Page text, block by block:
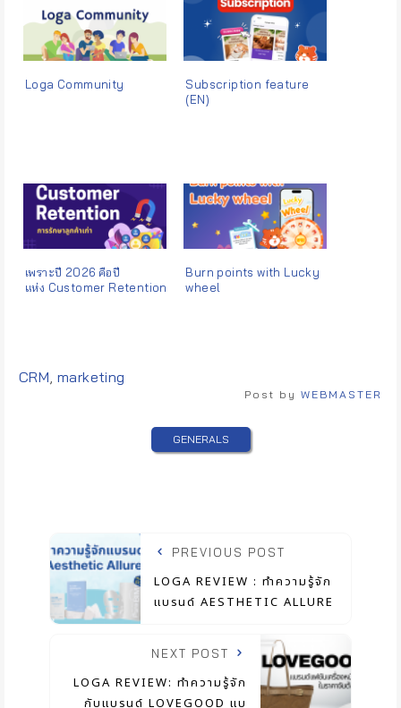
Loga Community
Subscription feature
(EN)
เพราะปี 2026 คือปี
แห่ง Customer Retention
Burn points with Lucky
wheel
Tags:
CRM,marketing
Post by WEBMASTER
GENERALS
PREVIOUS POST
LOGA REVIEW : ทำความรู้จัก
แบรนด์ AESTHETIC ALLURE
NEXT POST
LOGA REVIEW: ทำความรู้จัก
กับแบรนด์ LOVEGOOD แบ